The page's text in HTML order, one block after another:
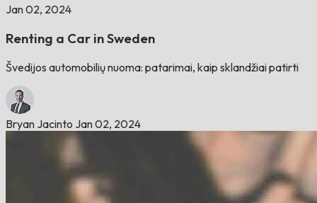
Jan 02, 2024
Renting a Car in Sweden
Švedijos automobilių nuoma: patarimai, kaip sklandžiai patirti
Bryan Jacinto Jan 02, 2024